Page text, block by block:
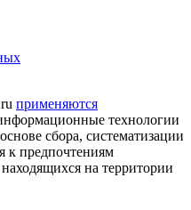
применяются
технологии
сбора, систематизации
к предпочтениям
на территории